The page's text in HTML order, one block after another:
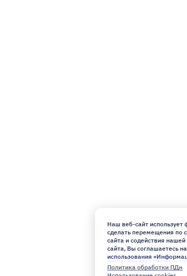
Наш веб-сайт использует
сделать перемещения по
сайта и содействия
сайта, Вы соглашаетесь
использования
Политика обработки ПДн